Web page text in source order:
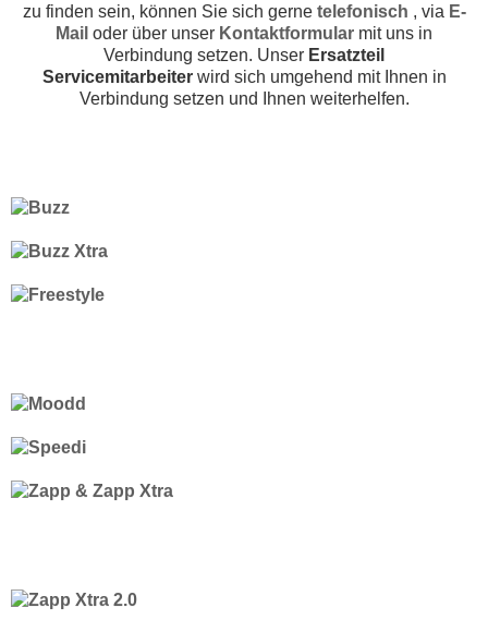
zu finden sein, können Sie sich gerne telefonisch , via E-
Mail oder über unser Kontaktformular mit uns in
Verbindung setzen. Unser Ersatzteil
Servicemitarbeiterwird sich umgehend mit Ihnen in
Verbindung setzen und Ihnen weiterhelfen.